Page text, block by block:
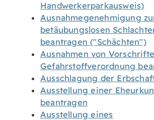
Handwerkerparkausweis)
Ausnahmegenehmigung
betäubungslosen
beantragen ("Schächten")
Ausnahmen von
Gefahrstoffverordnung
Ausschlagung der
Ausstellung einer
beantragen
Ausstellung eines